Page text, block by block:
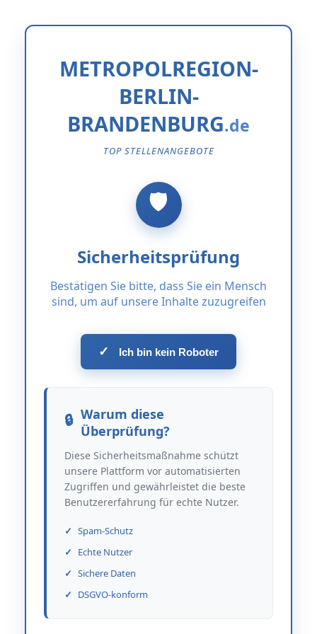
METROPOLREGION-
BERLIN-
BRANDENBURG
TOP STELLENANGEBOTE
Sicherheitsprüfung
Bestätigen Sie bitte, dass Sie ein Mensch
sind, um auf unsere Inhalte zuzugreifen
✓ Ich bin kein Roboter
Warum diese
Überprüfung?
Diese Sicherheitsmaßnahme schützt
unsere Plattform vor automatisierten
Zugriffen und gewährleistet die beste
Benutzererfahrung für echte Nutzer.
Spam-Schutz
Echte Nutzer
Sichere Daten
DSGVO-konform